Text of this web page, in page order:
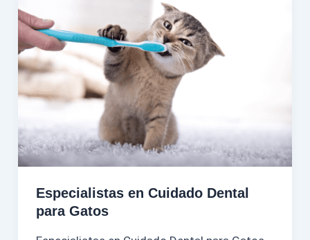
Especialistas en Cuidado Dental
para Gatos